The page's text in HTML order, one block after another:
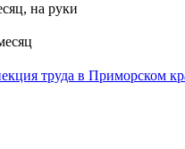
на руки
труда в Приморском